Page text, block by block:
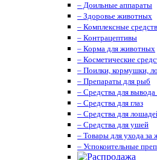
– Доильные аппараты
– Здоровье животных
– Комплексные
– Контрацептивы
– Корма для животных
– Косметические
– Поилки, кормушки,
– Препараты для рыб
– Средства для
– Средства для глаз
– Средства для
– Средства для ушей
– Товары для ухода
– Успокоительные